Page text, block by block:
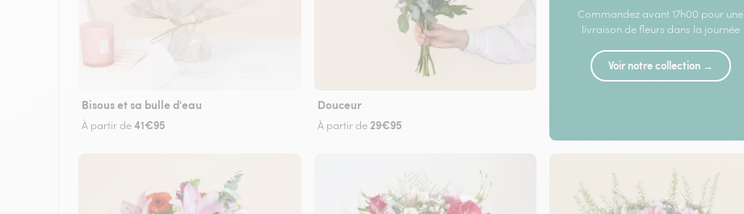
Bisous et sa bulle d'eau
À partir de41€95
Douceur
À partir de 29€95
Commandez avant 17h00 pour une
livraison de fleurs dans la journée
Voir notre collection →